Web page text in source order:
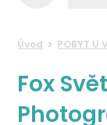
Úvod POBYT U
Fox